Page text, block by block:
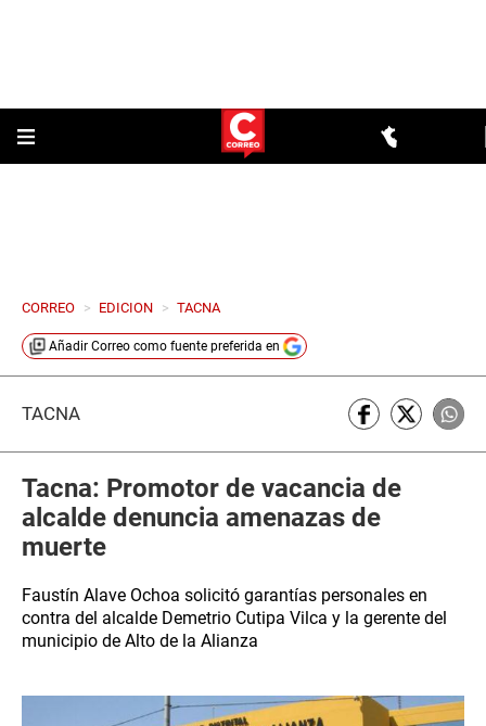
CORREO > EDICION > TACNA
Añadir Correo como fuente preferida en
TACNA
Tacna: Promotor de vacancia de
alcalde denuncia amenazas de
muerte
Faustín Alave Ochoa solicitó garantías personales en
contra del alcalde Demetrio Cutipa Vilca y la gerente del
municipio de Alto de la Alianza